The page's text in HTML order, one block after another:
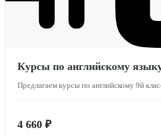
Курсы по английскому
Предлагаем курсы по английскому 9й
4 660 ₽